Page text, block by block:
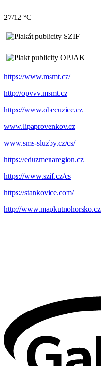
27/12 °C
https://www.msmt.cz/
http://opvvv.msmt.cz
https://www.obecuzice.cz
www.lipaprovenkov.cz
www.sms-sluzby.cz/cs/
https://eduzmenaregion.cz
https://www.szif.cz/cs
https://stankovice.com/
http://www.mapkutnohorsko.cz